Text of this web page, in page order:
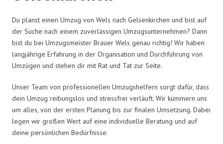
Du planst einen Umzug von Wels nach Gelsenkirchen und bist auf
der Suche nach einem zuverlässigen Umzugsunternehmen? Dann
bist du bei Umzugsmeister Brauer Wels genau richtig! Wir haben
langjährige Erfahrung in der Organisation und Durchführung von
Umzügen und stehen dir mit Rat und Tat zur Seite.
Unser Team von professionellen Umzugshelfern sorgt dafür, dass
dein Umzug reibungslos und stressfrei verläuft. Wir kümmern uns
um alles, von der ersten Planung bis zur finalen Umsetzung. Dabei
legen wir großen Wert auf eine individuelle Beratung und auf
deine persönlichen Bedürfnisse.